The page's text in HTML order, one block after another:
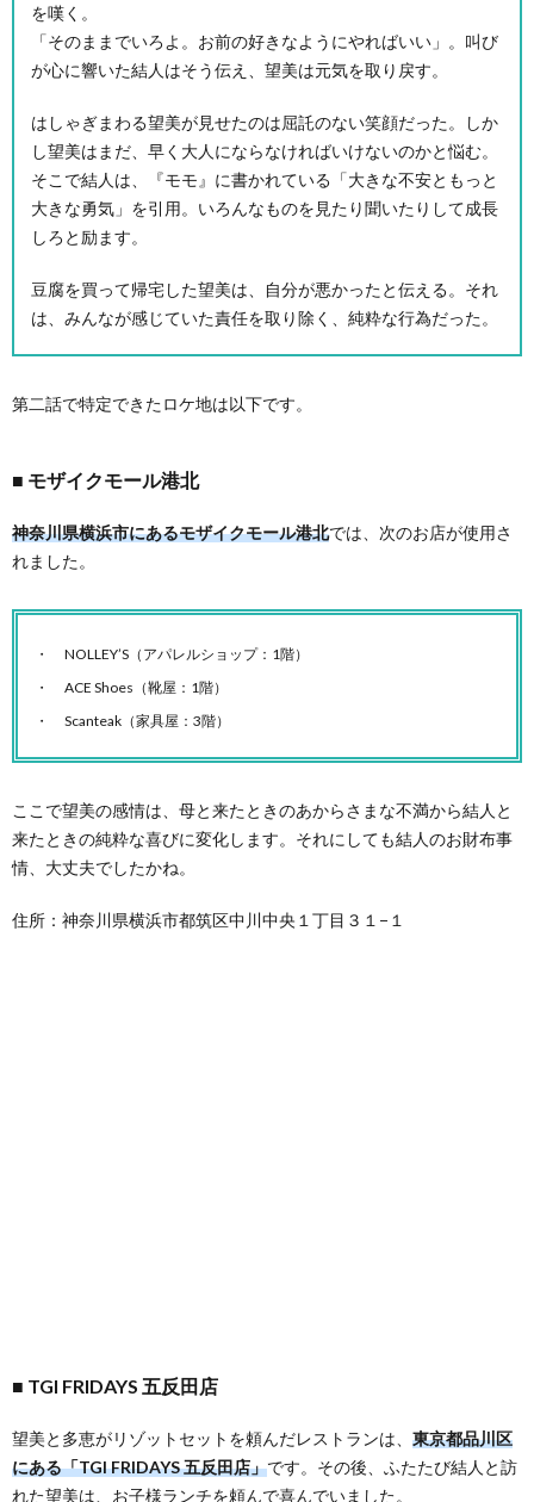
を嘆く。
「そのままでいろよ。お前の好きなようにやればいい」。叫び
が心に響いた結人はそう伝え、望美は元気を取り戻す。
はしゃぎまわる望美が見せたのは屈託のない笑顔だった。しか
し望美はまだ、早く大人にならなければいけないのかと悩む。
そこで結人は、『モモ』に書かれている「大きな不安ともっと
大きな勇気」を引用。いろんなものを見たり聞いたりして成長
しろと励ます。
豆腐を買って帰宅した望美は、自分が悪かったと伝える。それ
は、みんなが感じていた責任を取り除く、純粋な行為だった。
第二話で特定できたロケ地は以下です。
モザイクモール港北
神奈川県横浜市にあるモザイクモール港北では、次のお店が使用さ
れました。
NOLLEY’S（アパレルショップ：1階）
ACE Shoes（靴屋：1階）
Scanteak（家具屋：3階）
ここで望美の感情は、母と来たときのあからさまな不満から結人と
来たときの純粋な喜びに変化します。それにしても結人のお財布事
情、大丈夫でしたかね。
住所：神奈川県横浜市都筑区中川中央１丁目３１−１
TGI FRIDAYS 五反田店
望美と多恵がリゾットセットを頼んだレストランは、 東京都品川区
にある「TGI FRIDAYS 五反田店」です。その後、ふたたび結人と訪
れた望美は、お子様ランチを頼んで喜んでいました。